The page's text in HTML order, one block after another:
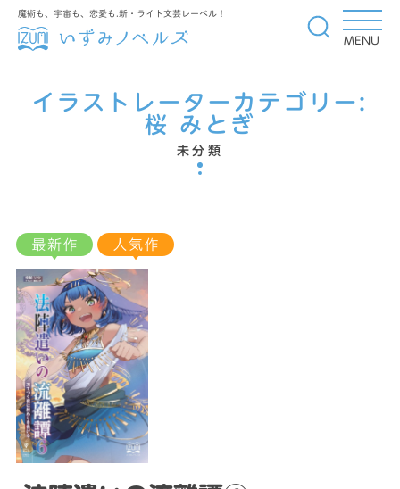
MENU
魔術も、宇宙も、恋愛も.新・ライト文芸レーベル！
イラストレーターカテゴリー:
桜 みとぎ
未分類